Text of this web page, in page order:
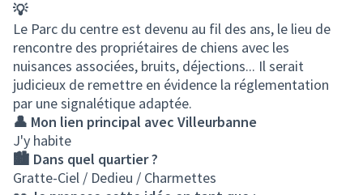
💡
Le Parc du centre est devenu au fil des ans, le lieu de
rencontre des propriétaires de chiens avec les
nuisances associées, bruits, déjections... Il serait
judicieux de remettre en évidence la réglementation
par une signalétique adaptée.
👤 Mon lien principal avec Villeurbanne
J'y habite
🏙️ Dans quel quartier ?
Gratte-Ciel / Dedieu / Charmettes